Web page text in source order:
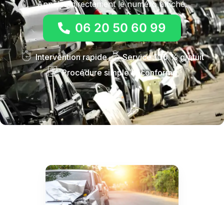
Appelez directement le numéro affiché.
06 20 50 60 99
Intervention rapide
Service 100 % gratuit
Procédure simple et conforme